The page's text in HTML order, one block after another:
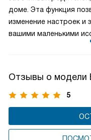
доме. Эта функция
изменение настроек и
вашими маленькими
Отзывы о модели
5